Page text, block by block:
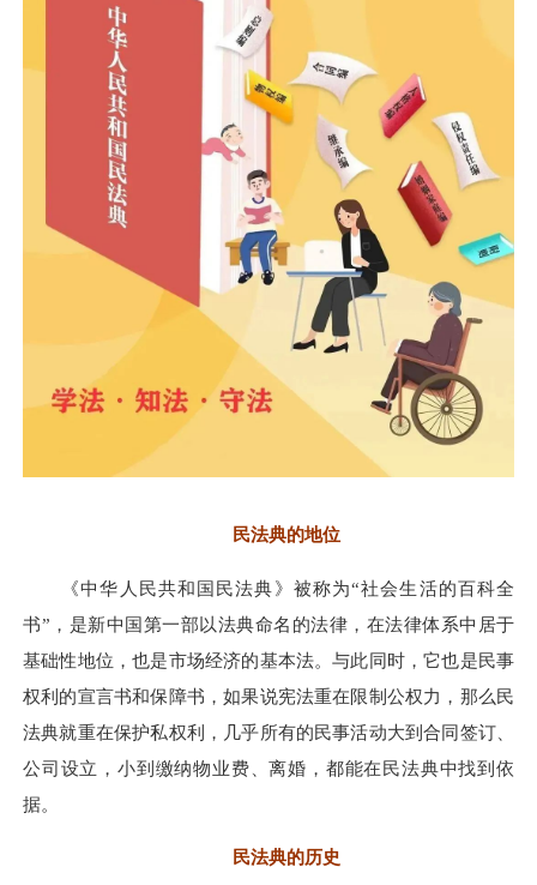
民法典的地位
《中华人民共和国民法典》被称为“社会生活的百科全
书”，是新中国第一部以法典命名的法律，在法律体系中居于
基础性地位，也是市场经济的基本法。与此同时，它也是民事
权利的宣言书和保障书，如果说宪法重在限制公权力，那么民
法典就重在保护私权利，几乎所有的民事活动大到合同签订、
公司设立，小到缴纳物业费、离婚，都能在民法典中找到依
据。
民法典的历史